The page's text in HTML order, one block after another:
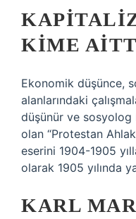
KIME
Ekonomik düşünce,
alanlarındaki
düşünür ve sosyolog
olan “Protestan
eserini 1904-1905
olarak 1905 yılında
KARL